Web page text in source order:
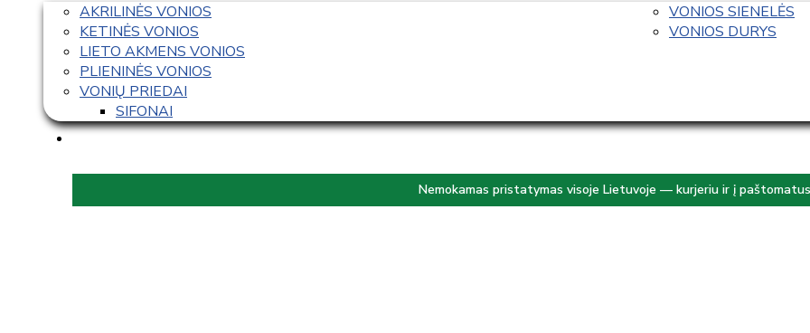
AKRILINĖS VONIOS
KETINĖS VONIOS
LIETO AKMENS VONIOS
PLIENINĖS VONIOS
VONIŲ PRIEDAI
SIFONAI
VONIOS SIENELĖS
VONIOS DURYS
Nemokamas pristatymas visoje Lietuvoje — kurjeriu ir į paštomatus